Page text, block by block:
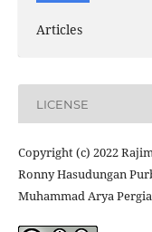
Articles
LICENSE
Copyright (c) 2022
Ronny Hasudungan
Muhammad Arya